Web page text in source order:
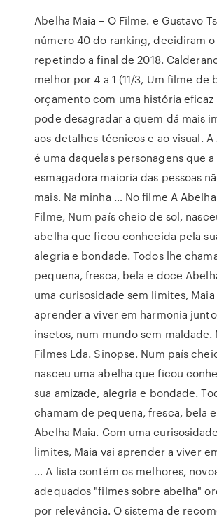
Abelha Maia – O Filme. e Gustavo
número 40 do ranking, decidiram
repetindo a final de 2018.
melhor por 4 a 1 (11/3, Um filme de
orçamento com uma história eficaz
pode desagradar a quem dá mais
aos detalhes técnicos e ao visual. A
é uma daquelas personagens que a
esmagadora maioria das pessoas
mais. Na minha … No filme A
Filme, Num país cheio de sol,
abelha que ficou conhecida pela
alegria e bondade. Todos lhe
pequena, fresca, bela e doce
uma curisosidade sem limites, Maia
aprender a viver em harmonia
insetos, num mundo sem maldade.
Filmes Lda. Sinopse. Num país
nasceu uma abelha que ficou
sua amizade, alegria e bondade.
chamam de pequena, fresca, bela
Abelha Maia. Com uma
limites, Maia vai aprender a viver
… A lista contém os melhores,
adequados "filmes sobre abelha"
por relevância. O sistema de